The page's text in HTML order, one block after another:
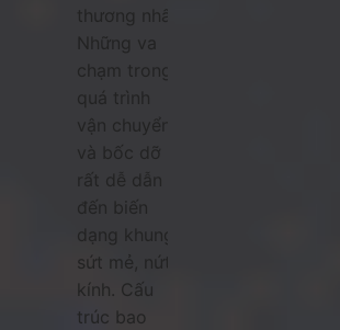
thương nhất.
Những va
chạm trong
quá trình
vận chuyển
và bốc dỡ
rất dễ dẫn
đến biến
dạng khung,
sứt mẻ, nứt
kính. Cấu
trúc bao